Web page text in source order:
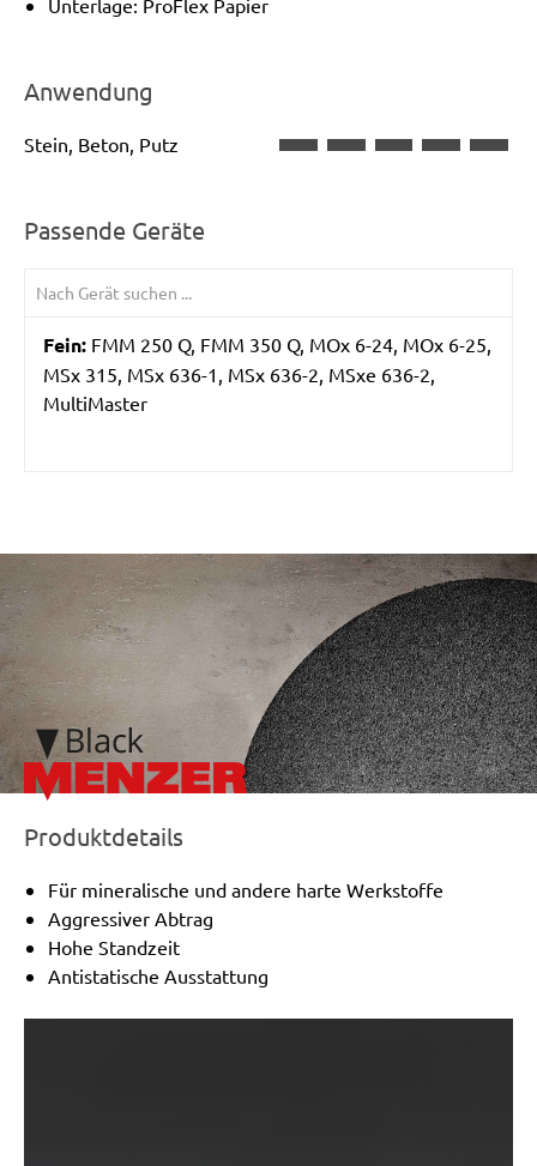
Unterlage: ProFlex Papier
Anwendung
Stein, Beton, Putz
Passende Geräte
Fein: FMM 250 Q, FMM 350 Q, MOx 6-24, MOx 6-25,
MSx 315, MSx 636-1, MSx 636-2, MSxe 636-2,
MultiMaster
/marketing/parallax/menzer/parallax_logos/
Produktdetails
Für mineralische und andere harte Werkstoffe
Aggressiver Abtrag
Hohe Standzeit
Antistatische Ausstattung